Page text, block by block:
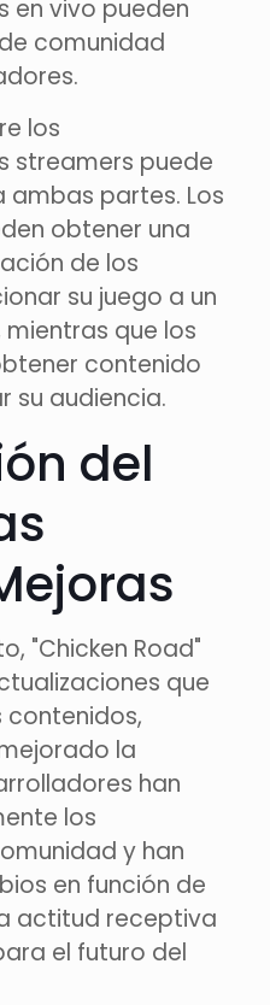
en vivo pueden
comunidad
los
streamers puede
ambas partes. Los
obtener una
de los
su juego a un
que los
contenido
su audiencia.
del
"Chicken Road"
que
contenidos,
la
han
los
y han
en función de
actitud receptiva
el futuro del